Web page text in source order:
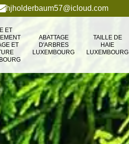
hjholderbaum57@icloud.com
ET
ET
ABATTAGE
D'ARBRES
LUXEMBOURG
TAILLE DE
HAIE
LUXEMBOURG